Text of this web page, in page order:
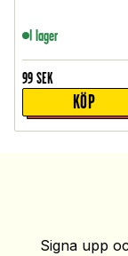
I lager
99 SEK
KÖP
Signa upp